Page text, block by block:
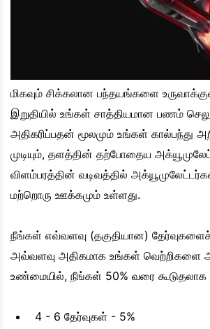
மிகவும் சிக்கலான பந்தயங்களை
இறுதியில் உங்கள் சாத்தியமான பணம்
அதிகரிப்பதன் மூலமும் உங்கள் கால்பந்து
முடியும், தளத்தின் தற்போதைய
விளம்பரத்தின் வடிவத்தில்
மற்றொரு ஊக்கமும் உள்ளது.
நீங்கள் எவ்வளவு (தகுதியான)
அவ்வளவு அதிகமாக உங்கள் வெற்றிகளை
உண்மையில், நீங்கள் 50% வரை
4 - 6 தேர்வுகள் - 5%